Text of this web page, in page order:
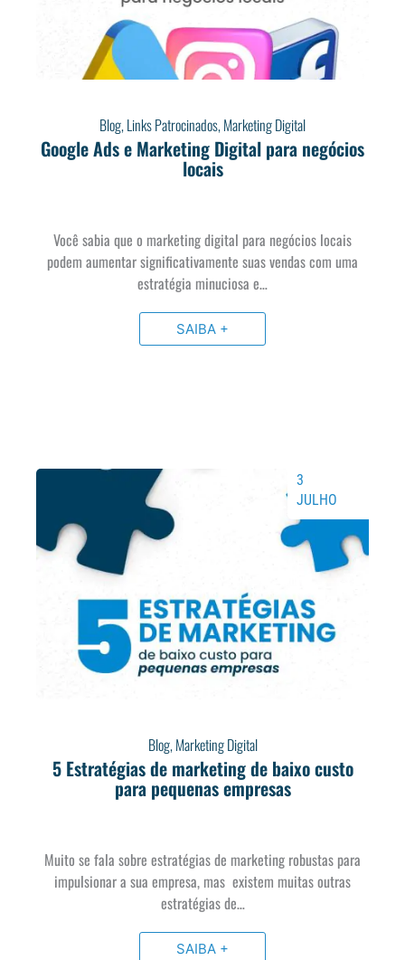
Blog,Links Patrocinados,Marketing Digital
Google Ads e Marketing Digital para negócios
locais
Você sabia que o marketing digital para negócios locais
podem aumentar significativamente suas vendas com uma
estratégia minuciosa e…
SAIBA +
Blog,Marketing Digital
5 Estratégias de marketing de baixo custo
para pequenas empresas
3
JULHO
Muito se fala sobre estratégias de marketing robustas para
impulsionar a sua empresa, mas existem muitas outras
estratégias de…
SAIBA +